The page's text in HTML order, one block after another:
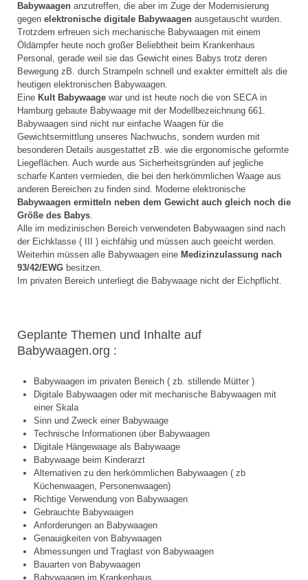
Babywaagen anzutreffen, die aber im Zuge der Modernisierung
gegen elektronische digitale Babywaagen ausgetauscht wurden.
Trotzdem erfreuen sich mechanische Babywaagen mit einem
Öldämpfer heute noch großer Beliebtheit beim Krankenhaus
Personal, gerade weil sie das Gewicht eines Babys trotz deren
Bewegung zB. durch Strampeln schnell und exakter ermittelt als die
heutigen elektronischen Babywaagen.
Eine Kult Babywaage war und ist heute noch die von SECA in
Hamburg gebaute Babywaage mit der Modellbezeichnung 661.
Babywaagen sind nicht nur einfache Waagen für die
Gewichtsermittlung unseres Nachwuchs, sondern wurden mit
besonderen Details ausgestattet zB. wie die ergonomische geformte
Liegeflächen. Auch wurde aus Sicherheitsgründen auf jegliche
scharfe Kanten vermieden, die bei den herkömmlichen Waage aus
anderen Bereichen zu finden sind. Moderne elektronische
Babywaagen ermitteln neben dem Gewicht auch gleich noch die
Größe des Babys.
Alle im medizinischen Bereich verwendeten Babywaagen sind nach
der Eichklasse ( III ) eichfähig und müssen auch geeicht werden.
Weiterhin müssen alle Babywaagen eine Medizinzulassung nach
93/42/EWG besitzen.
Im privaten Bereich unterliegt die Babywaage nicht der Eichpflicht.
Geplante Themen und Inhalte auf
Babywaagen.org :
Babywaagen im privaten Bereich ( zb. stillende Mütter )
Digitale Babywaagen oder mit mechanische Babywaagen mit
einer Skala
Sinn und Zweck einer Babywaage
Technische Informationen über Babywaagen
Digitale Hängewaage als Babywaage
Babywaage beim Kinderarzt
Alternativen zu den herkömmlichen Babywaagen ( zb
Küchenwaagen, Personenwaagen)
Richtige Verwendung von Babywaagen
Gebrauchte Babywaagen
Anforderungen an Babywaagen
Genauigkeiten von Babywaagen
Abmessungen und Traglast von Babywaagen
Bauarten von Babywaagen
Babywaagen im Krankenhaus